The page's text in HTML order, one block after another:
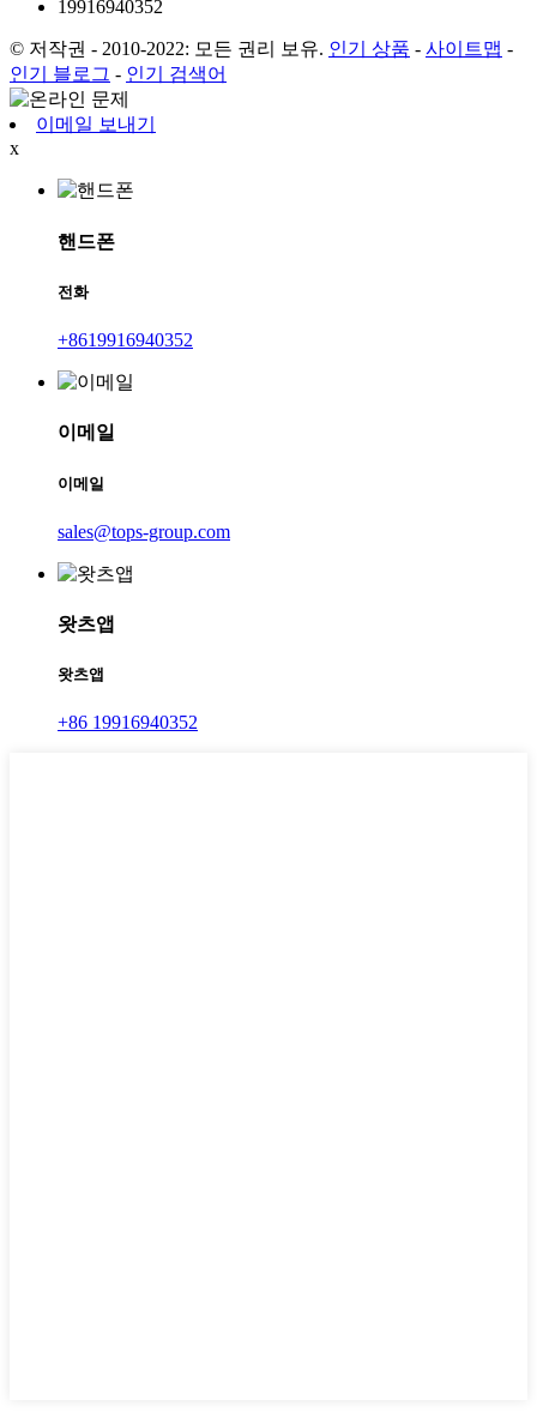
19916940352
© 저작권 - 2010-2022: 모든 권리 보유. 인기 상품 - 사이트맵 -
인기 블로그 - 인기 검색어
이메일 보내기
x
핸드폰
전화
+8619916940352
이메일
이메일
sales@tops-group.com
왓츠앱
왓츠앱
+86 19916940352